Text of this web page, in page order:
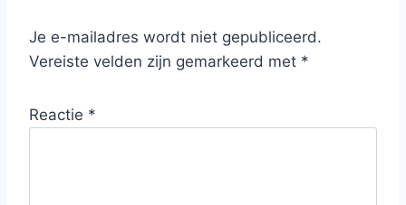
Je e-mailadres wordt niet gepubliceerd.
Vereiste velden zijn gemarkeerd met *
Reactie *